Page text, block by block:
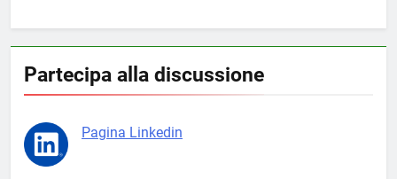
Partecipa alla discussione
Pagina Linkedin